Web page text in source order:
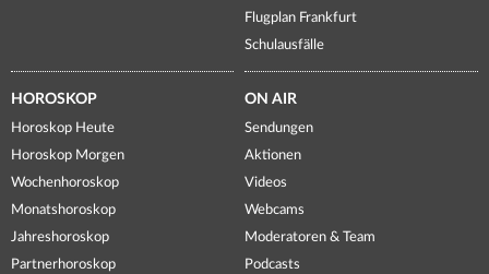
Flugplan Frankfurt
Schulausfälle
HOROSKOP
Horoskop Heute
Horoskop Morgen
Wochenhoroskop
Monatshoroskop
Jahreshoroskop
Partnerhoroskop
ON AIR
Sendungen
Aktionen
Videos
Webcams
Moderatoren & Team
Podcasts